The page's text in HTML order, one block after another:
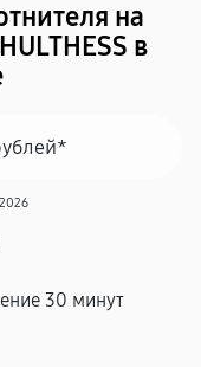
на
в
30 минут